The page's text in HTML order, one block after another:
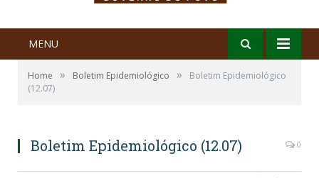
MENU
Home » Boletim Epidemiológico »
Boletim Epidemiológico
(12.07)
Boletim Epidemiológico (12.07) 0